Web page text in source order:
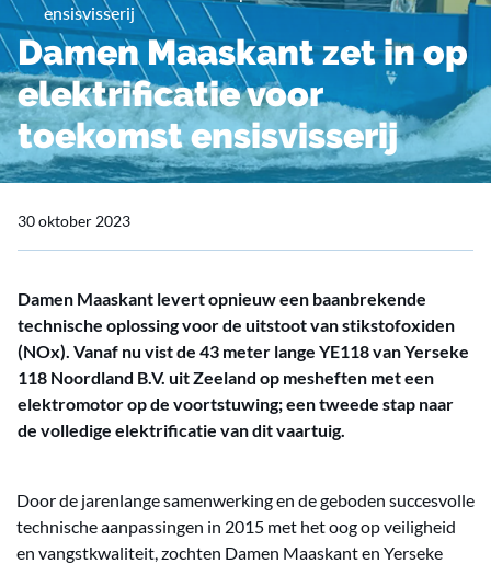
ensisvisserij
Damen Maaskant zet in op
elektrificatie voor
toekomst ensisvisserij
30 oktober 2023
Damen Maaskant levert opnieuw een baanbrekende
technische oplossing voor de uitstoot van stikstofoxiden
(NOx). Vanaf nu vist de 43 meter lange YE118 van Yerseke
118 Noordland B.V. uit Zeeland op mesheften met een
elektromotor op de voortstuwing; een tweede stap naar
de volledige elektrificatie van dit vaartuig.
Door de jarenlange samenwerking en de geboden succesvolle
technische aanpassingen in 2015 met het oog op veiligheid
en vangstkwaliteit, zochten Damen Maaskant en Yerseke